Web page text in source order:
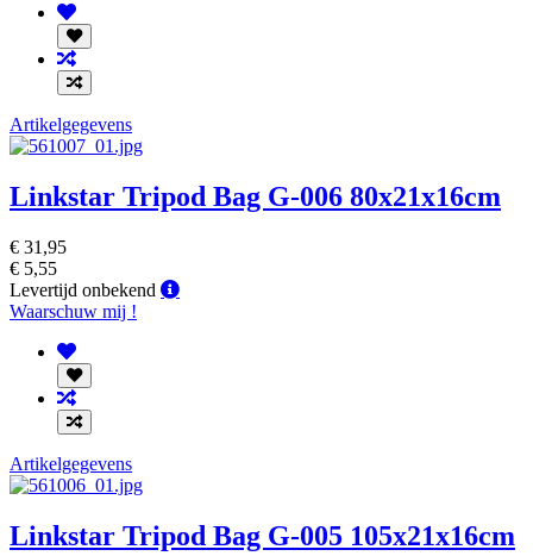
Artikelgegevens
Linkstar Tripod Bag G-006 80x21x16cm
€ 31,95
€ 5,55
Levertijd onbekend
Levertijd
Waarschuw mij !
Artikelgegevens
Linkstar Tripod Bag G-005 105x21x16cm